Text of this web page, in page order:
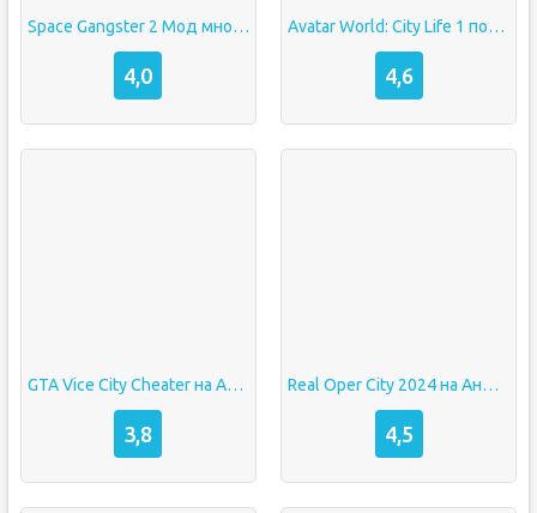
Space Gangster 2 Мод много денег
4,0
Avatar World: City Life 1 последняя версия
4,6
GTA Vice City Cheater на Андроид (Последняя Версия)
3,8
Real Oper City 2024 на Андроид (Последняя Версия)
4,5